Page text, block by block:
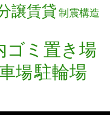
譲賃貸制震構造
ゴミ置き場
場駐輪場